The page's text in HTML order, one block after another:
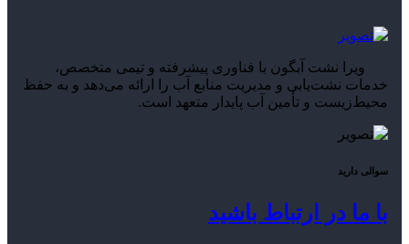
ویرا نشت آبگون با فناوری پیشرفته و تیمی متخصص،
خدمات نشت‌یابی و مدیریت منابع آب را ارائه می‌دهد و به حفظ
محیط‌زیست و تأمین آب پایدار متعهد است.
سوالی دارید
با ما در ارتباط باشید